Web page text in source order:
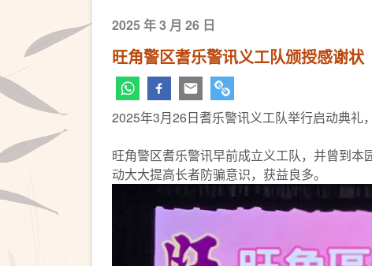
2025 年 3 月 26 日
旺角警区耆乐警讯义工队颁授感谢状
2025年3月26日耆乐警讯义工队举行启动典礼
旺角警区耆乐警讯早前成立义工队，并曾到
动大大提高长者防骗意识，获益良多。